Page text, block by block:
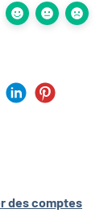
des comptes